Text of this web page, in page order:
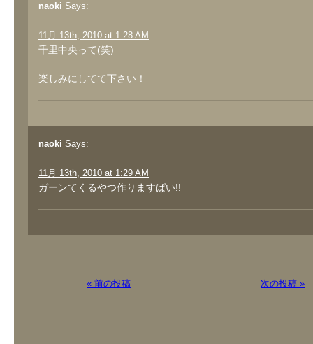
naoki Says:
11月 13th, 2010 at 1:28 AM
千里中央って(笑)
楽しみにしてて下さい！
naoki Says:
11月 13th, 2010 at 1:29 AM
ガーンてくるやつ作りますばい!!
« 前の投稿 次の投稿 »